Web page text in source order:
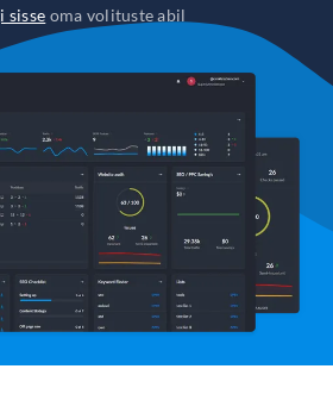
sisse oma volituste abil